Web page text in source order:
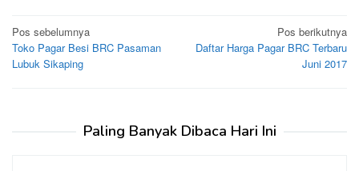
Navigasi
pos
Pos sebelumnya
Toko Pagar Besi BRC Pasaman
Lubuk Sikaping
Pos berikutnya
Daftar Harga Pagar BRC Terbaru
Juni 2017
Paling Banyak Dibaca Hari Ini